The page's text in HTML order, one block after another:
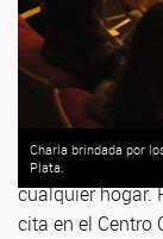
Charla brindada por
Plata.
Cotidianas,
cucarachas son
cualquier hogar.
cita en el Centro